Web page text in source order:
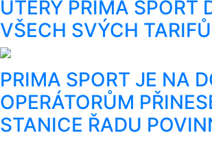
ÚTERÝ PRIMA SPORT
VŠECH SVÝCH TARIFŮ
PRIMA SPORT JE NA
OPERÁTORŮM
STANICE ŘADU